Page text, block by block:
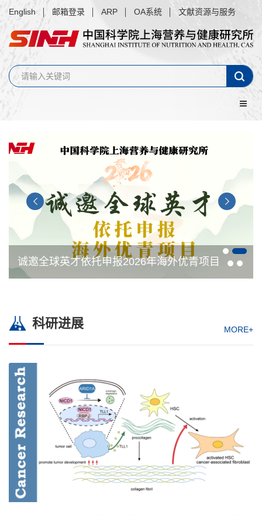
English 邮箱登录 ARP OA系统 文献资源与服务
诚邀全球英才依托申报2026年海外优青项目
科研进展 MORE+